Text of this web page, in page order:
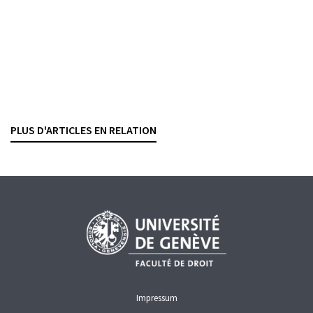
PLUS D'ARTICLES EN RELATION
Impressum